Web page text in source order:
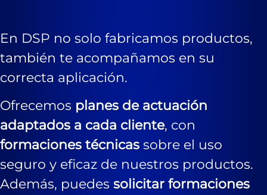
En DSP no solo fabricamos productos,
también te acompañamos en su
correcta aplicación.
Ofrecemos planes de actuación
adaptados a cada cliente, con
formaciones técnicas sobre el uso
seguro y eficaz de nuestros productos.
Además, puedes solicitar formaciones